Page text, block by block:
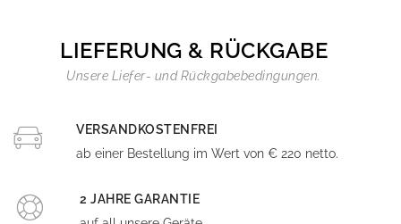
LIEFERUNG & RÜCKGABE
Unsere Liefer- und Rückgabebedingungen.
VERSANDKOSTENFREI
ab einer Bestellung im Wert von € 220 netto.
2 JAHRE GARANTIE